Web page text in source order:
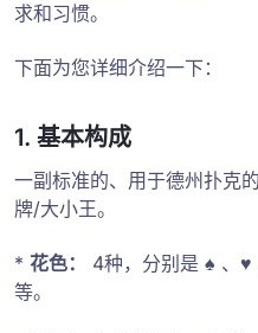
求和习惯。
下面为您详细介绍一下：
1. 基本构成
一副标准的、用于德州扑克
牌/大小王。
* 花色： 4种，分别是 ♠️ 、 ♥️
等。